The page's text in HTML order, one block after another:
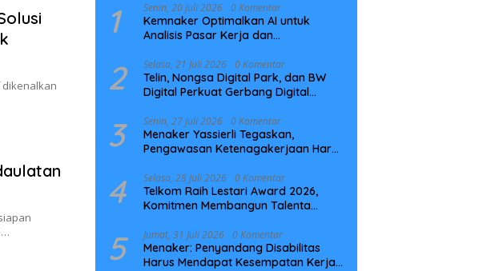
dikenalkan
1 Senin, 20 Juli 2026 0 Komentar
Kemnaker Optimalkan AI untuk
Analisis Pasar Kerja dan
2 Selasa, 21 Juli 2026 0 Komentar
Telin, Nongsa Digital Park, dan BW
Digital Perkuat Gerbang Digital
NCC
3 Senin, 27 Juli 2026 0 Komentar
Menaker Yassierli Tegaskan,
Pengawasan Ketenagakerjaan Harus
4 Selasa, 28 Juli 2026 0 Komentar
Telkom Raih Lestari Award 2026,
Komitmen Membangun Talenta
5 Jumat, 31 Juli 2026 0 Komentar
Menaker: Penyandang Disabilitas
Harus Mendapat Kesempatan Kerja